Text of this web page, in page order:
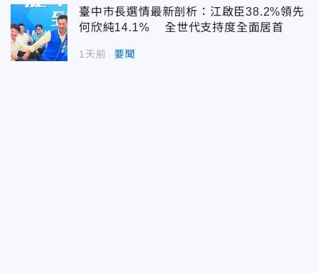
臺中市長選情最新剖析：江啟臣38.2%領先
何欣純14.1% 全世代支持度全面居首
1天前 要聞